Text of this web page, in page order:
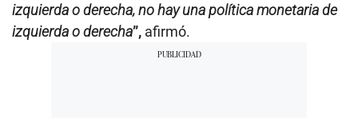
izquierda o derecha, no hay una política monetaria de
izquierda o derecha”, afirmó.